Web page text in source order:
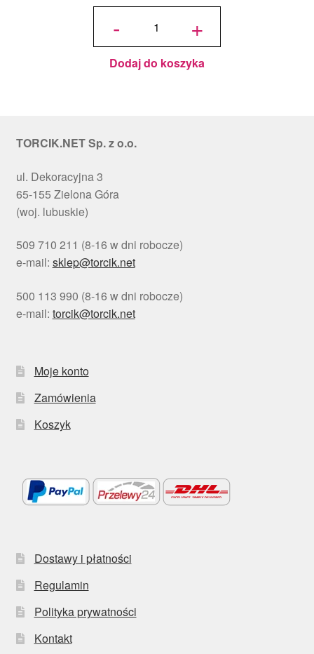
-
ilość
okrągły
Choinki
Ø 30
cm, h 1
cm - PC
+
Dodaj do koszyka
TORCIK.NET Sp. z o.o.
ul. Dekoracyjna 3
65-155 Zielona Góra
(woj. lubuskie)
509 710 211 (8-16 w dni robocze)
e-mail: sklep@torcik.net
500 113 990 (8-16 w dni robocze)
e-mail: torcik@torcik.net
Moje konto
Zamówienia
Koszyk
Dostawy i płatności
Regulamin
Polityka prywatności
Kontakt